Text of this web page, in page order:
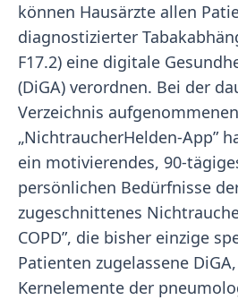
können Hausärzte allen
diagnostizierter
F17.2) eine digitale
(DiGA) verordnen. Bei der
Verzeichnis aufgenommenen
„NichtraucherHelden-App”
ein motivierendes, 90-
persönlichen Bedürfnisse
zugeschnittenes
COPD”, die bisher einzige
Patienten zugelassene
Kernelemente der